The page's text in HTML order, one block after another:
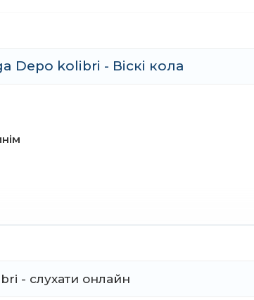
Depo kolibri - Віскі кола
- слухати онлайн